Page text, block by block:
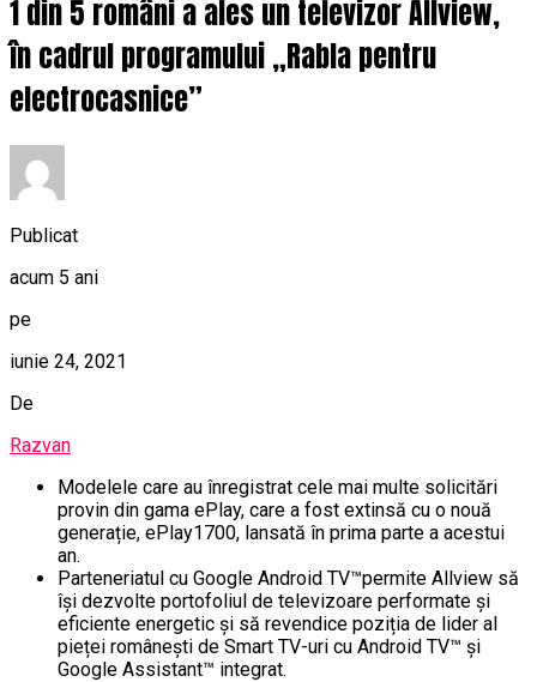
1 din 5 români a ales un televizor Allview,
în cadrul programului „Rabla pentru
electrocasnice”
Publicat
acum 5 ani
pe
iunie 24, 2021
De
Razvan
Modelele care au înregistrat cele mai multe solicitări
provin din gama ePlay, care a fost extinsă cu o nouă
generație, ePlay1700, lansată în prima parte a acestui
an.
Parteneriatul cu Google Android TV™permite Allview să
își dezvolte portofoliul de televizoare performate și
eficiente energetic și să revendice poziția de lider al
pieței românești de Smart TV-uri cu Android TV™ și
Google Assistant™ integrat.